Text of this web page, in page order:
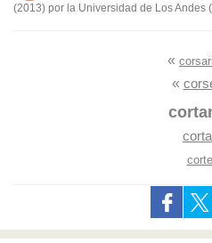
Ninguno de los sinónimos
(2013) por la Universidad de Los Andes
«
«
corte